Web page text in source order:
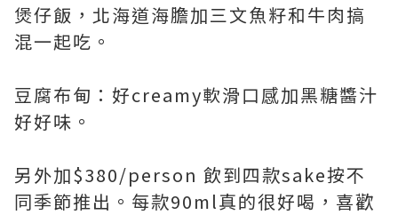
煲仔飯，北海道海膽加三文魚籽和牛肉搞
混一起吃。
豆腐布甸：好creamy軟滑口感加黑糖醬汁
好好味。
另外加$380/person 飲到四款sake按不
同季節推出。每款90ml真的很好喝，喜歡